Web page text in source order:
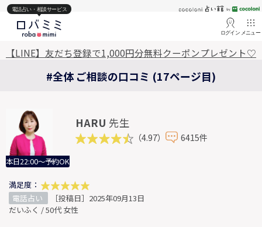
電話占い・相談サービス
ログイン メニュー
【LINE】友だち登録で1,000円分無料クーポンプレゼント♡
#全体 ご相談の口コミ (17ページ目)
本日22:00～予約OK
HARU 先生
（4.97） 6415件
満足度：
電話占い
［投稿日］2025年09月13日
だいふく / 50代 女性